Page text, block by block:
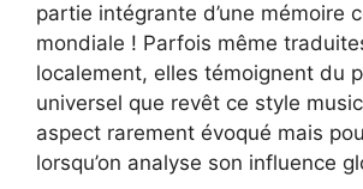
partie intégrante d’une mémoire
mondiale ! Parfois même
localement, elles témoignent du
universel que revêt ce style
aspect rarement évoqué mais
lorsqu’on analyse son influence